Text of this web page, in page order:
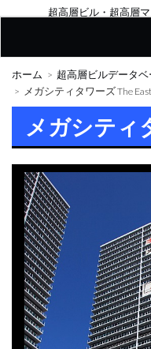
超高層ビル・超高層マ
ホーム 超高層ビルデータベ
メガシティタワーズ The East
メガシティ